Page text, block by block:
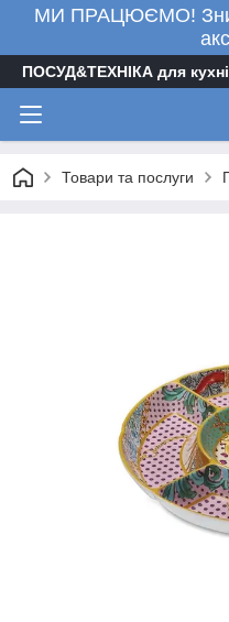
МИ ПРАЦЮЄМО!
ПОСУД&ТЕХНІКА для
Товари та послуги